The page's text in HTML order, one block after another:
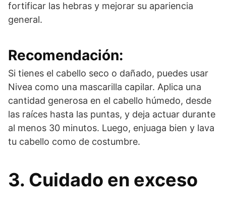
fortificar las hebras y mejorar su apariencia
general.
Recomendación:
Si tienes el cabello seco o dañado, puedes usar
Nivea como una mascarilla capilar. Aplica una
cantidad generosa en el cabello húmedo, desde
las raíces hasta las puntas, y deja actuar durante
al menos 30 minutos. Luego, enjuaga bien y lava
tu cabello como de costumbre.
3. Cuidado en exceso